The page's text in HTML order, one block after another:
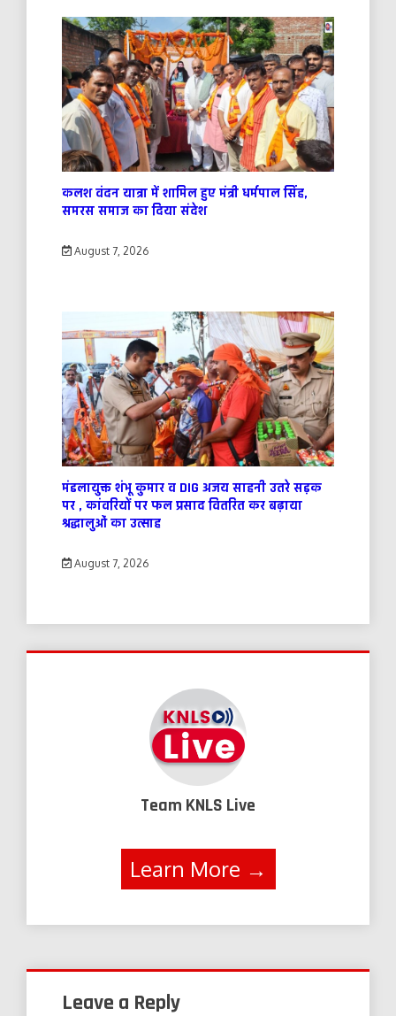
कलश वंदन यात्रा में शामिल हुए मंत्री धर्मपाल सिंह,
समरस समाज का दिया संदेश
August 7, 2026
मंडलायुक्त शंभू कुमार व DIG अजय साहनी उतरे सड़क
पर , कांवरियों पर फल प्रसाद वितरित कर बढ़ाया
श्रद्धालुओं का उत्साह
August 7, 2026
Team KNLS Live
Learn More →
Leave a Reply